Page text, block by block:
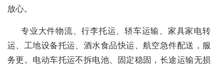
放心。
专业大件物流、行李托运、轿车运输、家具家电转
运、工地设备托运、酒水食品快运、航空急件配送，服
务更。电动车托运不拆电池、固定稳固，长途运输无损